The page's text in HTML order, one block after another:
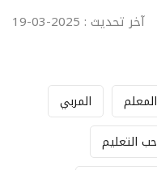
آخر تحديث : 2025-03-19
المعلم
المربي
حب التعليم